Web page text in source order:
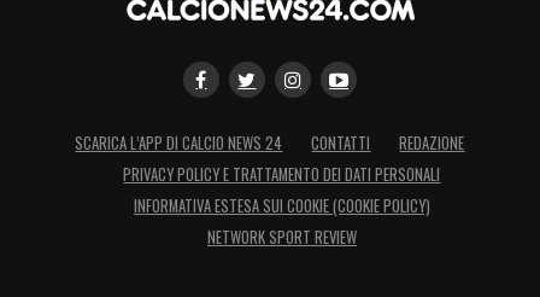
SCARICA L’APP DI CALCIO NEWS 24 CONTATTI
REDAZIONE
PRIVACY POLICY E TRATTAMENTO DEI DATI PERSONALI
INFORMATIVA ESTESA SUI COOKIE (COOKIE POLICY)
NETWORK SPORT REVIEW